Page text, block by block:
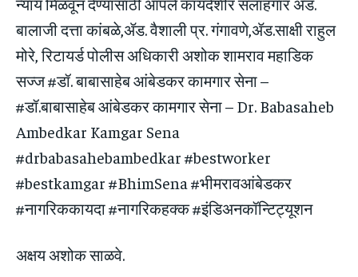
बालाजी दत्ता कांबळे,ॲड. वैशाली प्र. गंगावणे,ॲड.साक्षी राहुल
मोरे, रिटायर्ड पोलीस अधिकारी अशोक शामराव महाडिक
सज्ज #डॉ. बाबासाहेब आंबेडकर कामगार सेना –
#डॉ.बाबासाहेब आंबेडकर कामगार सेना – Dr. Babasaheb
Ambedkar Kamgar Sena
#drbabasahebambedkar #bestworker
#bestkamgar #BhimSena #भीमरावआंबेडकर
#नागरिककायदा #नागरिकहक्क #इंडिअनकॉन्टिट्यूशन
अक्षय अशोक साळवे.